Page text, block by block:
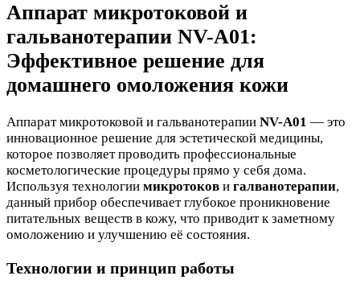
Аппарат микротоковой и
гальванотерапии NV-A01:
Эффективное решение для
домашнего омоложения кожи
Аппарат микротоковой и гальванотерапии NV-A01 — это
инновационное решение для эстетической медицины,
которое позволяет проводить профессиональные
косметологические процедуры прямо у себя дома.
Используя технологии микротоков и галванотерапии,
данный прибор обеспечивает глубокое проникновение
питательных веществ в кожу, что приводит к заметному
омоложению и улучшению её состояния.
Технологии и принцип работы